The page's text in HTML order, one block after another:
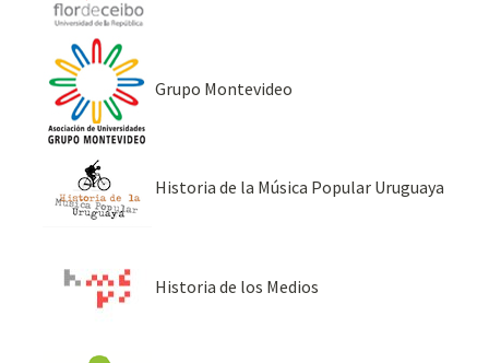
Grupo Montevideo
Historia de la Música Popular Uruguaya
Historia de los Medios